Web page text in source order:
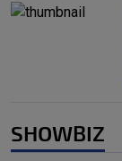
SHOWBIZ